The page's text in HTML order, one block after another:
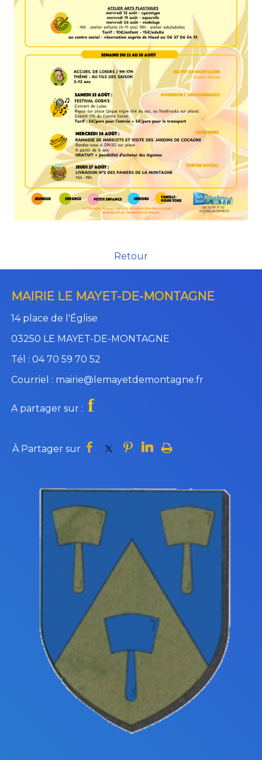
Retour
MAIRIE LE MAYET-DE-MONTAGNE
14 place de l'Église
03250 LE MAYET-DE-MONTAGNE
Tél : 04 70 59 70 52
Courriel : mairie@lemayetdemontagne.fr
A partager sur : f